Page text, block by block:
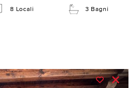
8 Locali 3 Bagni